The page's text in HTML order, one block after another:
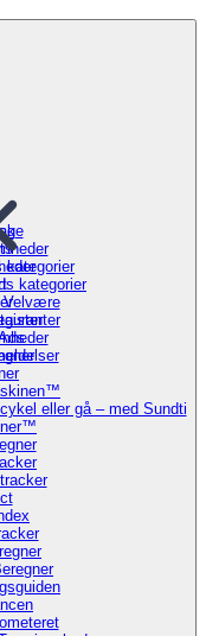
kategorier
kategorier
eller gå – med Sundti
tracker
Velvære